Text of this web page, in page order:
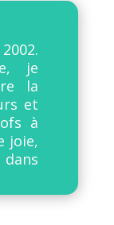
je
la
et
à
joie,